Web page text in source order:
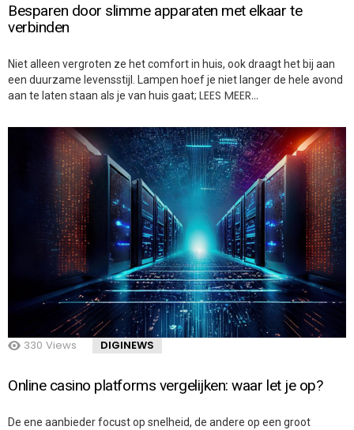
Besparen door slimme apparaten met elkaar te
verbinden
Niet alleen vergroten ze het comfort in huis, ook draagt het bij aan
een duurzame levensstijl. Lampen hoef je niet langer de hele avond
aan te laten staan als je van huis gaat; LEES MEER…
330 Views DIGINEWS
Online casino platforms vergelijken: waar let je op?
De ene aanbieder focust op snelheid, de andere op een groot